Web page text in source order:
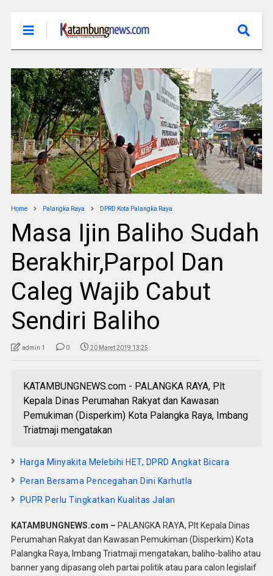
Home Palangka Raya DPRD Kota Palangka Raya
Masa Ijin Baliho Sudah
Berakhir,Parpol Dan
Caleg Wajib Cabut
Sendiri Baliho
admin 1 0 20 Maret 2019 13:25
KATAMBUNGNEWS.com - PALANGKA RAYA, Plt
Kepala Dinas Perumahan Rakyat dan Kawasan
Pemukiman (Disperkim) Kota Palangka Raya, Imbang
Triatmaji mengatakan
Harga Minyakita Melebihi HET, DPRD Angkat Bicara
Peran Bersama Pencegahan Dini Karhutla
PUPR Perlu Tingkatkan Kualitas Jalan
KATAMBUNGNEWS.com – PALANGKA RAYA, Plt Kepala Dinas
Perumahan Rakyat dan Kawasan Pemukiman (Disperkim) Kota
Palangka Raya, Imbang Triatmaji mengatakan, baliho-baliho atau
banner yang dipasang oleh partai politik atau para calon legislaif